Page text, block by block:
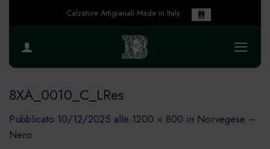
Calzature Artigianali Made in Italy
8XA_0010_C_LRes
Pubblicato 10/12/2025 alle 1200 × 800 in Norvegese –
Nero